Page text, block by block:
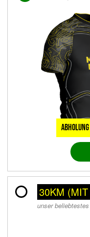
30KM
unser